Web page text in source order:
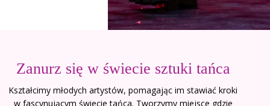
Zanurz się w świecie sztuki tańca
Kształcimy młodych artystów, pomagając im stawiać kroki
w fascynującym świecie tańca. Tworzymy miejsce gdzie